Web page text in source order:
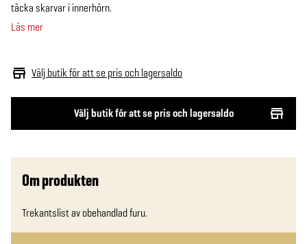
Välj butik för att se pris och lagersaldo
Välj butik för att se pris och lagersaldo
täcka skarvar i innerhörn.
Läs mer
Om produkten
Trekantslist av obehandlad furu.